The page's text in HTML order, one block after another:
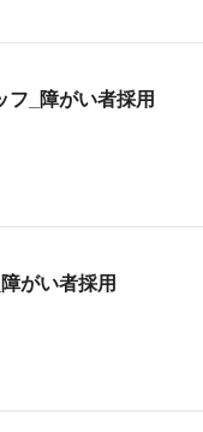
フ_障がい者採用
がい者採用